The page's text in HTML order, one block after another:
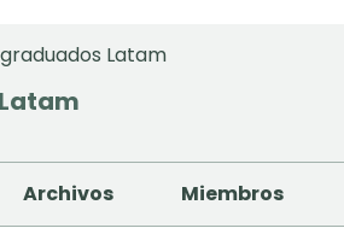
Latam
Archivos Miembros